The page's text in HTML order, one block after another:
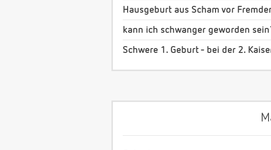
Hausgeburt aus Scham vor
kann ich schwanger geworden
Schwere 1. Geburt - bei der 2.